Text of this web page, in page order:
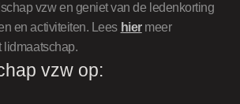
vzw en geniet van de ledenkorting
en activiteiten. Lees hiermeer
lidmaatschap.
vzw op: